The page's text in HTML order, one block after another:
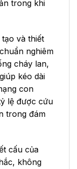
trong khi
và thiết
nghiêm
cháy lan,
kéo dài
con
lệ được cứu
trong đám
cấu của
không